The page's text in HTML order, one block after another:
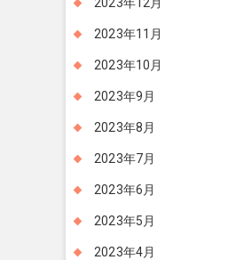
2023年11月
2023年10月
2023年9月
2023年8月
2023年7月
2023年6月
2023年5月
2023年4月